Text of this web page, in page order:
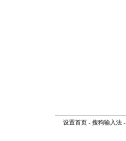
设置首页- 搜狗输入法-